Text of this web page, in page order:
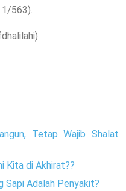
1/563).
Tetap Wajib Shalat
Kita di Akhirat??
Sapi Adalah Penyakit?